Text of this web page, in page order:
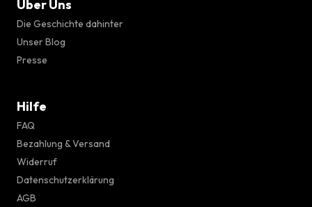
Über Uns
Die Geschichte dahinter
Unser Blog
Presse
Hilfe
FAQ
Bezahlung & Versand
Widerruf
Datenschutzerklärung
AGB